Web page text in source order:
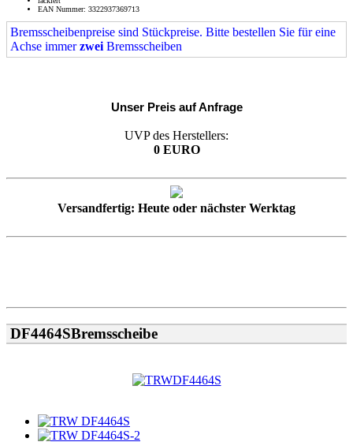
EAN Nummer: 3322937369713
Bremsscheibenpreise sind Stückpreise. Bitte bestellen Sie für eine
Achse immerzwei Bremsscheiben
Unser Preis auf Anfrage
UVP des Herstellers:
0 EURO
Versandfertig: Heute oder nächster Werktag
DF4464SBremsscheibe